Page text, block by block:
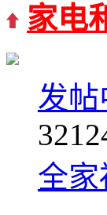
家电
发帖
3
全家